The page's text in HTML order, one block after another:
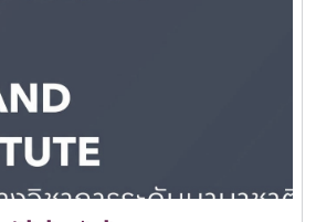
ริ่มต้นชีวิตในรั้วมหาวิทยาลัย และส่ง
กรรมของคณะกิจกรรมดังกล่าวสะท้อน
ลปศาสตร์ในการส่งเสริมการพัฒนา
วามสามารถ ทักษะการทำงานร่วมกับผู้
การเป็นส่วนหนึ่งของครอบครัว
แม่โจ้ ผ่านกิจกรรมสร้างสรรค์ที่ช่วย